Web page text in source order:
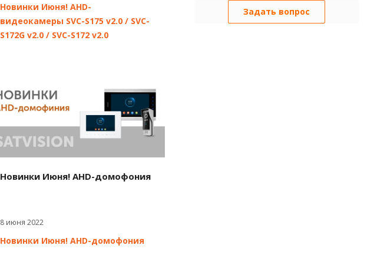
Новинки Июня! AHD-
видеокамеры SVC-S175 v2.0 / SVC-
S172G v2.0 / SVC-S172 v2.0
Новинки Июня! AHD-домофония
8 июня 2022
Новинки Июня! AHD-домофония
Задать вопрос